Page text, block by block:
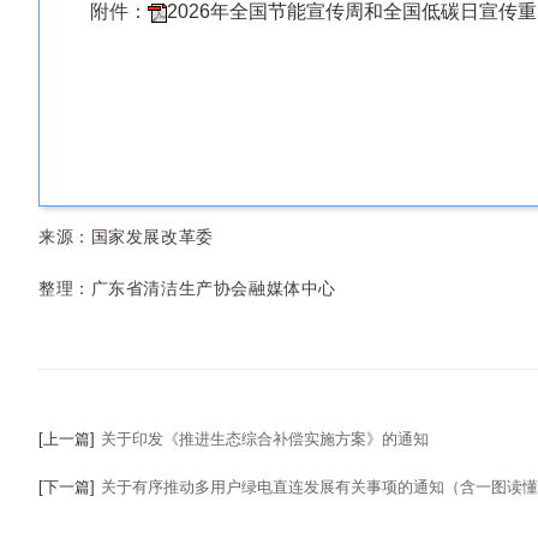
附件： 2026年全国节能宣传周和全国低碳日宣传
来源：国家发展改革委
整理：广东省清洁生产协会融媒体中心
[上一篇] 关于印发《推进生态综合补偿实施方案》的通知
[下一篇] 关于有序推动多用户绿电直连发展有关事项的通知（含一图读懂